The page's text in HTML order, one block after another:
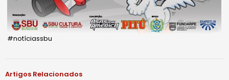
#notíciassbu
Artigos Relacionados